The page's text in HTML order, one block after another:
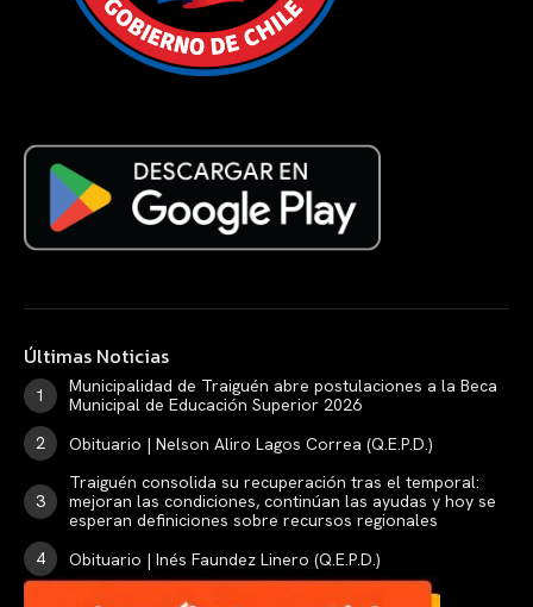
Últimas Noticias
Municipalidad de Traiguén abre postulaciones a la Beca
Municipal de Educación Superior 2026
Obituario | Nelson Aliro Lagos Correa (Q.E.P.D.)
Traiguén consolida su recuperación tras el temporal:
mejoran las condiciones, continúan las ayudas y hoy se
esperan definiciones sobre recursos regionales
Obituario | Inés Faundez Linero (Q.E.P.D.)